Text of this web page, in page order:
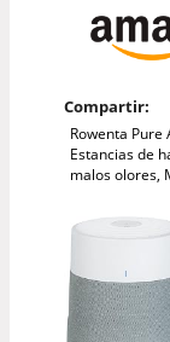
Compartir:
Rowenta Pure
Estancias de
malos olores,